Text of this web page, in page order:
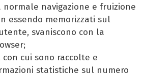
normale navigazione e fruizione
essendo memorizzati sul
svaniscono con la
cui sono raccolte e
statistiche sul numero